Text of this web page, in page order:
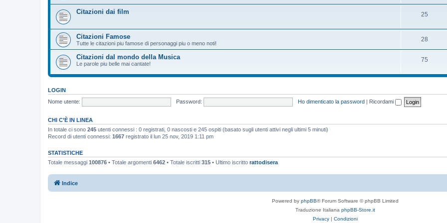
Citazioni dai film 25
Citazioni Famose
Tutte le citazioni piu famose di personaggi piu o meno noti!
28
Citazioni dal mondo della Musica
Le parole piu belle mai cantate!
75
LOGIN
Nome utente:
Password: Ho dimenticato la password | Ricordami
CHI C’È IN LINEA
In totale ci sono 245 utenti connessi : 0 registrati, 0 nascosti e 245 ospiti (basato sugli utenti attivi negli ultimi 5 minuti)
Record di utenti connessi: 1667 registrato il lun 25 nov, 2019 1:11 pm
STATISTICHE
Totale messaggi 100876 • Totale argomenti 6462 • Totale iscritti 315 • Ultimo iscritto rattodisera
Indice
Powered by phpBB® Forum Software © phpBB Limited
Traduzione Italiana phpBB-Store.it
Privacy | Condizioni